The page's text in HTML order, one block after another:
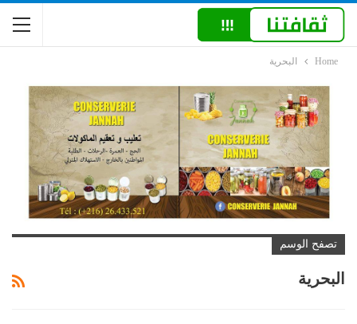
Home البحرية
تصفح الوسم
البحرية